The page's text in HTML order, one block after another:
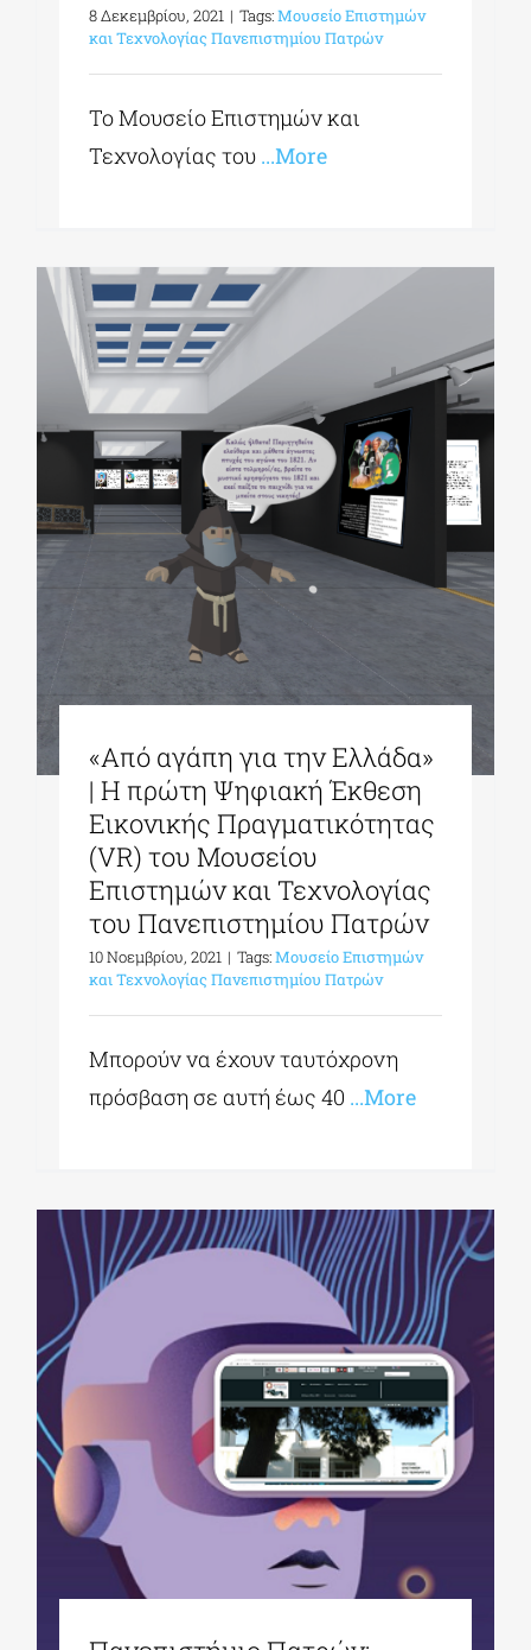
8 Δεκεμβρίου, 2021 | Tags:Μουσείο Επιστημών
και Τεχνολογίας Πανεπιστημίου Πατρών
Το Μουσείο Επιστημών και
Τεχνολογίας του ...More
«Από αγάπη για την Ελλάδα»
| Η πρώτη Ψηφιακή Έκθεση
Εικονικής Πραγματικότητας
(VR) του Μουσείου
Επιστημών και Τεχνολογίας
του Πανεπιστημίου Πατρών
10 Νοεμβρίου, 2021 | Tags:Μουσείο Επιστημών
και Τεχνολογίας Πανεπιστημίου Πατρών
Μπορούν να έχουν ταυτόχρονη
πρόσβαση σε αυτή έως 40 ...More